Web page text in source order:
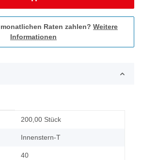
Raten zahlen? Weitere
Informationen
200,00 Stück
Innenstern-T
40